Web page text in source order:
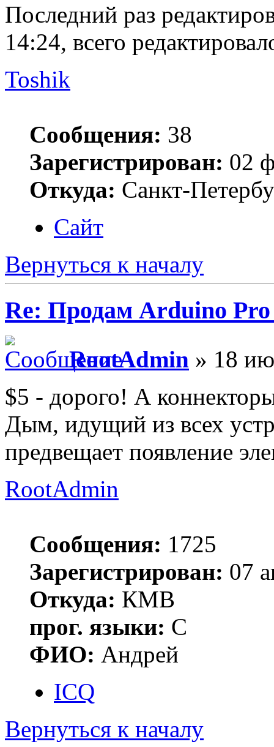
Последний раз
14:24, всего
Toshik
Сообщения: 38
Зарегистрирован: 02
Откуда: Санкт-
Сайт
Вернуться к началу
Re: Продам Arduino
RootAdmin » 18
$5 - дорого! А
Дым, идущий из всех
предвещает появление
RootAdmin
Сообщения: 1725
Зарегистрирован: 07
Откуда: КМВ
прог. языки: C
ФИО: Андрей
ICQ
Вернуться к началу